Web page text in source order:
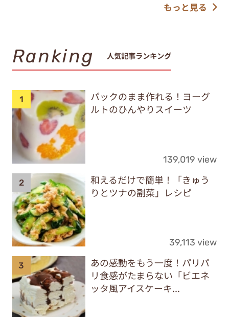
もっと見る
Ranking 人気記事ランキング
パックのまま作れる！ヨーグ
ルトのひんやりスイーツ
139,019 view
和えるだけで簡単！「きゅう
りとツナの副菜」レシピ
39,113 view
あの感動をもう一度！パリパ
リ食感がたまらない「ビエネ
ッタ風アイスケーキ...